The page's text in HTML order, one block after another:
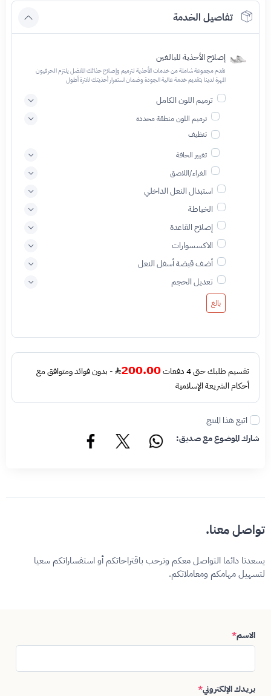
تفاصيل الخدمة
إصلاح الأحذية للبالغين
نقدم مجموعة شاملة من خدمات الأحذية لترميم وإصلاح حذائك المفضل يلتزم الحرفيون
المهرة لدينا بتقديم خدمة عالية الجودة وضمان استمرار أحذيتك لفترة أطول
ترميم اللون الكامل
ترميم اللون منطقة محددة
تنظيف
تغيير الحافة
الغراء/اللاصق
استبدال النعل الداخلي
الخياطة
إصلاح القاعدة
الاكسسوارات
أضف قبضة أسفل النعل
تعديل الحجم
بالغ
تقسيم طلبك حتى 4 دفعات 200.00
- بدون فوائد ومتوافق مع
أحكام الشريعة الإسلامية
اتبع هذا المنتج
شارك الموضوع مع صديق:
تواصل معنا.
يسعدنا دائما التواصل معكم ونرحب باقتراحاتكم أو استفساراتكم سعيا
لتسهيل مهامكم ومعاملاتكم.
الاسم*
بريدك الإلكتروني*